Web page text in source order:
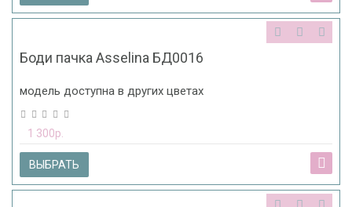
Боди пачка Asselina БД0016
модель доступна в других цветах
1 300р.
ВЫБРАТЬ